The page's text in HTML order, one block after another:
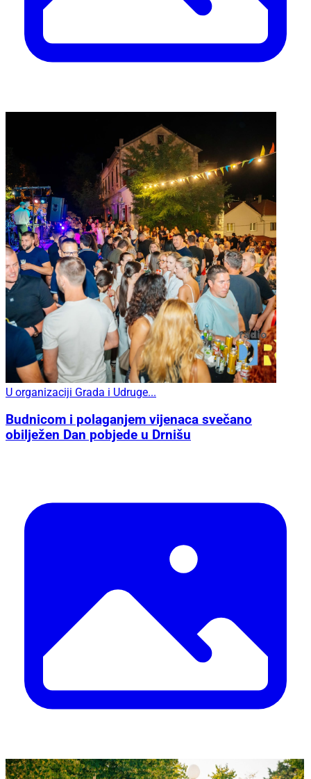
U organizaciji Grada i Udruge...
Budnicom i polaganjem vijenaca svečano
obilježen Dan pobjede u Drnišu